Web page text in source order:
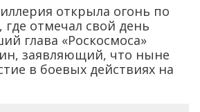
открыла огонь по
где отмечал свой день
глава «Роскосмоса»
заявляющий, что ныне
в боевых действиях на